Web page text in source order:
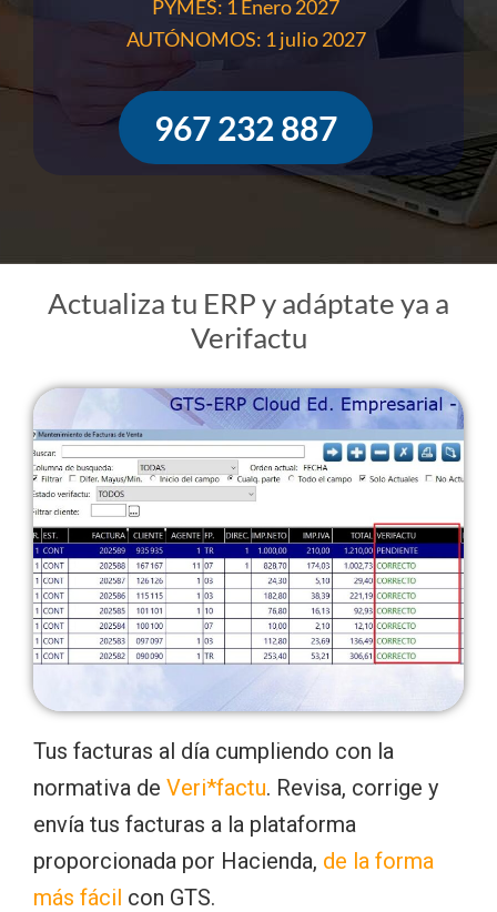
PYMES: 1 Enero 2027
AUTÓNOMOS: 1 julio 2027
967 232 887
Actualiza tu ERP y adáptate ya a
Verifactu
Tus facturas al día cumpliendo con la
normativa de Veri*factu. Revisa, corrige y
envía tus facturas a la plataforma
proporcionada por Hacienda, de la forma
más fácil con GTS.